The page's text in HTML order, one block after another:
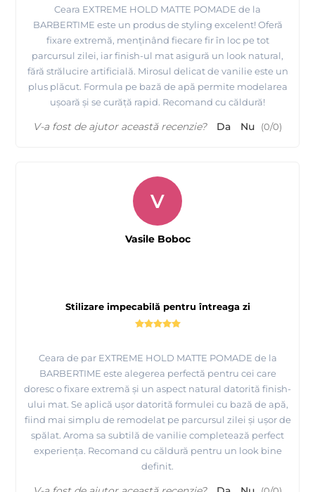
Ceara EXTREME HOLD MATTE POMADE de la
BARBERTIME este un produs de styling excelent! Oferă
fixare extremă, menținând fiecare fir în loc pe tot
parcursul zilei, iar finish-ul mat asigură un look natural,
fără strălucire artificială. Mirosul delicat de vanilie este un
plus plăcut. Formula pe bază de apă permite modelarea
ușoară și se curăță rapid. Recomand cu căldură!
V-a fost de ajutor această recenzie? Da Nu (0/0)
Stilizare impecabilă pentru întreaga zi
Ceara de par EXTREME HOLD MATTE POMADE de la
BARBERTIME este alegerea perfectă pentru cei care
doresc o fixare extremă și un aspect natural datorită finish-
ului mat. Se aplică ușor datorită formulei cu bază de apă,
fiind mai simplu de remodelat pe parcursul zilei și ușor de
spălat. Aroma sa subtilă de vanilie completează perfect
experiența. Recomand cu căldură pentru un look bine
definit.
V
Vasile Boboc